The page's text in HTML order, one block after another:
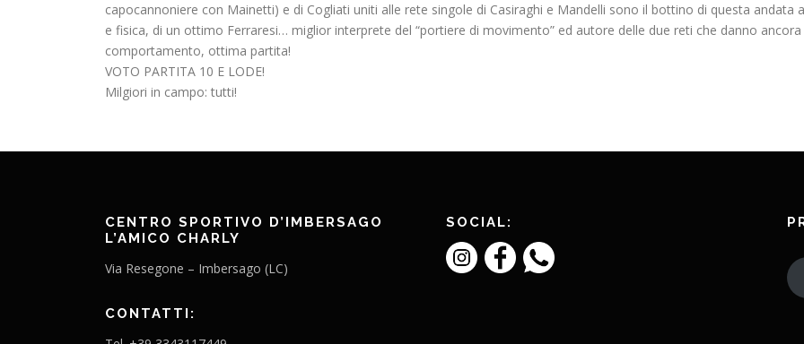
capocannoniere con Mainetti) e di Cogliati uniti alle rete singole di Casiraghi e Mandelli sono il bottino di questa
e fisica, di un ottimo Ferraresi… miglior interprete del “portiere di movimento” ed autore delle due reti che danno
comportamento, ottima partita!
VOTO PARTITA 10 E LODE!
Milgiori in campo: tutti!
CENTRO SPORTIVO D’IMBERSAGO
L’AMICO CHARLY
Via Resegone – Imbersago (LC)
CONTATTI:
SOCIAL: